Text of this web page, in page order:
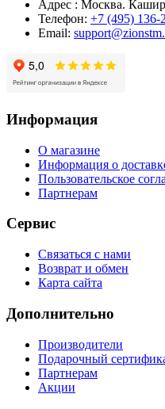
Адрес : Москва.
Телефон: +7 (495) 136-
Email:
Информация
О магазине
Информация о
Пользовательское
Партнерам
Сервис
Связаться с нами
Возврат и обмен
Карта сайта
Дополнительно
Производители
Подарочный
Партнерам
Акции